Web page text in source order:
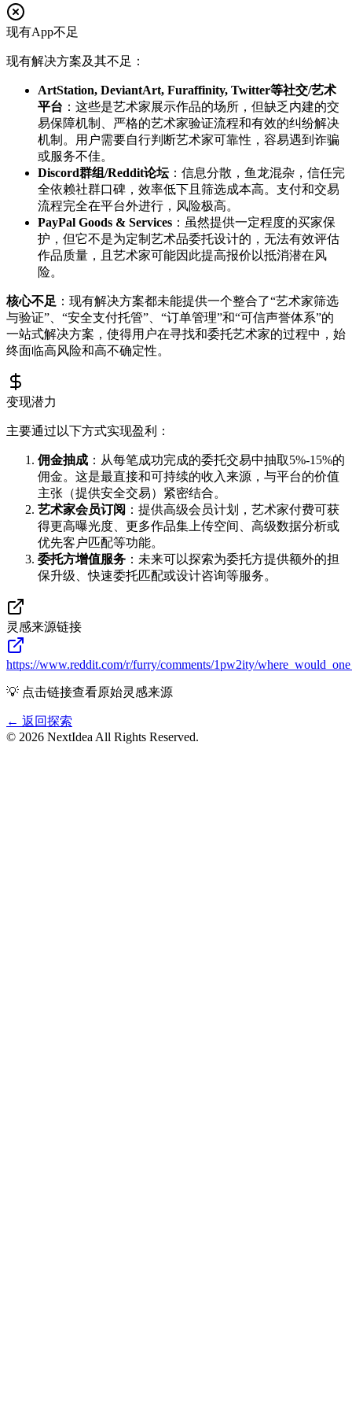
现有App不足
现有解决方案及其不足：
ArtStation, DeviantArt, Furaffinity, Twitter等社交/艺术
平台 ：这些是艺术家展示作品的场所，但缺乏内建的交
易保障机制、严格的艺术家验证流程和有效的纠纷解决
机制。用户需要自行判断艺术家可靠性，容易遇到诈骗
或服务不佳。
Discord群组/Reddit论坛：信息分散，鱼龙混杂，信任完
全依赖社群口碑，效率低下且筛选成本高。支付和交易
流程完全在平台外进行，风险极高。
PayPal Goods & Services ：虽然提供一定程度的买家保
护，但它不是为定制艺术品委托设计的，无法有效评估
作品质量，且艺术家可能因此提高报价以抵消潜在风
险。
核心不足 ：现有解决方案都未能提供一个整合了“艺术家筛选
与验证”、“安全支付托管”、“订单管理”和“可信声誉体系”的
一站式解决方案，使得用户在寻找和委托艺术家的过程中，始
终面临高风险和高不确定性。
变现潜力
主要通过以下方式实现盈利：
佣金抽成 ：从每笔成功完成的委托交易中抽取5%-15%的
佣金。这是最直接和可持续的收入来源，与平台的价值
主张（提供安全交易）紧密结合。
艺术家会员订阅 ：提供高级会员计划，艺术家付费可获
得更高曝光度、更多作品集上传空间、高级数据分析或
优先客户匹配等功能。
委托方增值服务 ：未来可以探索为委托方提供额外的担
保升级、快速委托匹配或设计咨询等服务。
灵感来源链接
https://www.reddit.com/r/furry/comments/1pw2ity/
💡 点击链接查看原始灵感来源
← 返回探索
© 2026 NextIdea All Rights Reserved.